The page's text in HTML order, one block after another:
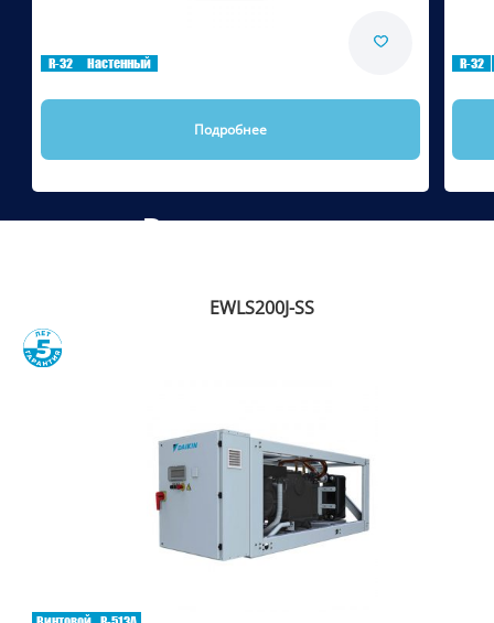
R-32 Настенный
Подробнее
R-32
Рекомендуем
EWLS200J-SS